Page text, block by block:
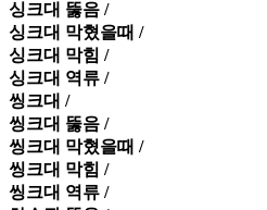
싱크대 뚫음 /
싱크대 막혔을때 /
싱크대 막힘 /
싱크대 역류 /
씽크대 /
씽크대 뚫음 /
씽크대 막혔을때 /
씽크대 막힘 /
씽크대 역류 /